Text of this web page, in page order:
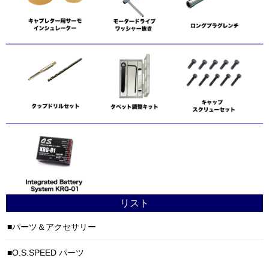
リスト
パーツ＆アクセサリー
O.S.SPEED パーツ